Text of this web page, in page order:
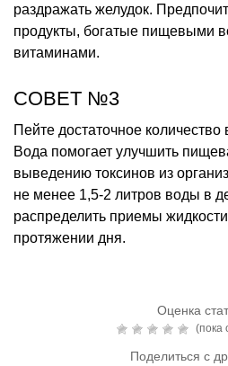
раздражать желудок.
продукты, богатые пищевыми
витаминами.
СОВЕТ №3
Пейте достаточное
Вода помогает улучшить
выведению токсинов из
не менее 1,5-2 литров воды в
распределить приемы
протяжении дня.
Оценка
(пока
Поделиться с